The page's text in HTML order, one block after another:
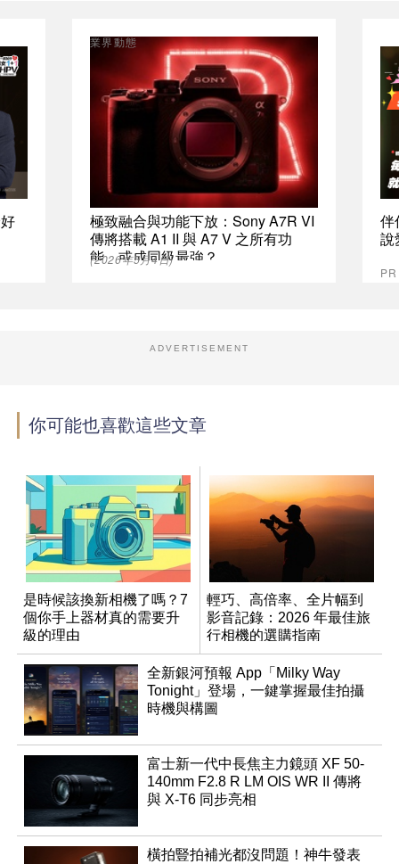
極致融合與功能下放：Sony A7R VI
傳將搭載 A1 II 與 A7 V 之所有功
能，或成同級最強？
業界動態
(2026年5月4日)
伴
說
ADVERTISEMENT
你可能也喜歡這些文章
是時候該換新相機了嗎？7
個你手上器材真的需要升
級的理由
輕巧、高倍率、全片幅到
影音記錄：2026 年最佳旅
行相機的選購指南
全新銀河預報 App「Milky Way
Tonight」登場，一鍵掌握最佳拍攝
時機與構圖
富士新一代中長焦主力鏡頭 XF 50-
140mm F2.8 R LM OIS WR II 傳將
與 X-T6 同步亮相
橫拍豎拍補光都沒問題！神牛發表